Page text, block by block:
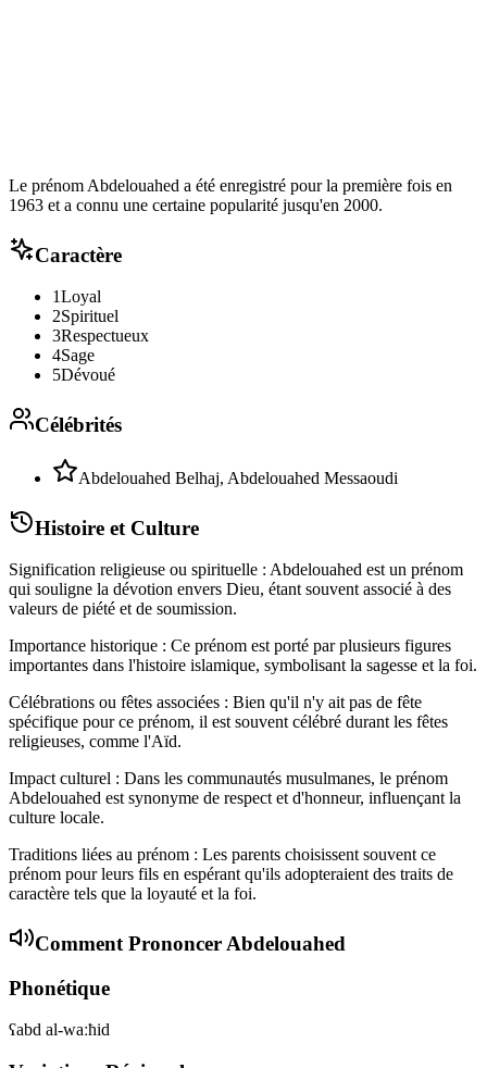
Le prénom Abdelouahed a été enregistré pour la première fois en
1963 et a connu une certaine popularité jusqu'en 2000.
Caractère
1Loyal
2Spirituel
3Respectueux
4Sage
5Dévoué
Célébrités
Abdelouahed Belhaj, Abdelouahed Messaoudi
Histoire et Culture
Signification religieuse ou spirituelle : Abdelouahed est un prénom
qui souligne la dévotion envers Dieu, étant souvent associé à des
valeurs de piété et de soumission.
Importance historique : Ce prénom est porté par plusieurs figures
importantes dans l'histoire islamique, symbolisant la sagesse et la foi.
Célébrations ou fêtes associées : Bien qu'il n'y ait pas de fête
spécifique pour ce prénom, il est souvent célébré durant les fêtes
religieuses, comme l'Aïd.
Impact culturel : Dans les communautés musulmanes, le prénom
Abdelouahed est synonyme de respect et d'honneur, influençant la
culture locale.
Traditions liées au prénom : Les parents choisissent souvent ce
prénom pour leurs fils en espérant qu'ils adopteraient des traits de
caractère tels que la loyauté et la foi.
Comment Prononcer Abdelouahed
Phonétique
ʕabd al-waːħid